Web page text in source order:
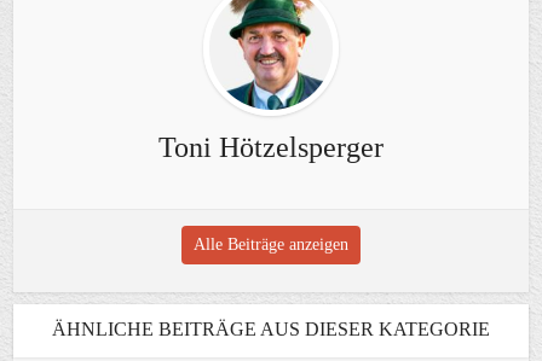
Toni Hötzelsperger
Alle Beiträge anzeigen
ÄHNLICHE BEITRÄGE AUS DIESER KATEGORIE